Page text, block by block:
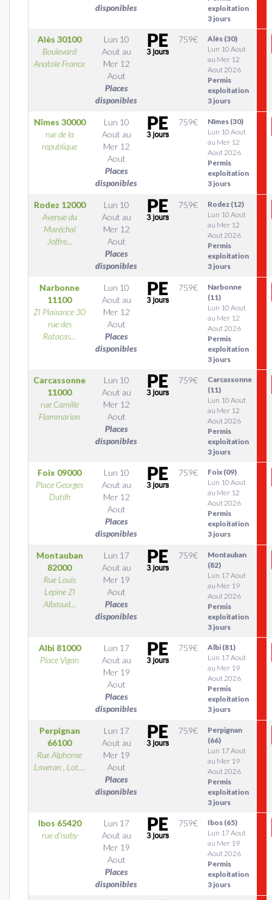
disponibles
exploitation
3 jours
Alès 30100
Boulevard
Anatole France
Lun 10
Aout au
Mer 12
Aout
Places
disponibles
759€
Alès (30)
Lun 10 Aout
au Mer 12
Aout 2026
Permis
exploitation
3 jours
Nîmes 30000
rue de la
republique
Lun 10
Aout au
Mer 12
Aout
Places
disponibles
759€
Nîmes (30)
Lun 10 Aout
au Mer 12
Aout 2026
Permis
exploitation
3 jours
Rodez 12000
Avenue du
Maréchal
Joffre...
Lun 10
Aout au
Mer 12
Aout
Places
disponibles
759€
Rodez (12)
Lun 10 Aout
au Mer 12
Aout 2026
Permis
exploitation
3 jours
Narbonne
11100
ZI Plaisance 30
rue des
Ratacas...
Lun 10
Aout au
Mer 12
Aout
Places
disponibles
759€
Narbonne
(11)
Lun 10 Aout
au Mer 12
Aout 2026
Permis
exploitation
3 jours
Carcassonne
11000
rue Camille
Flammarion
Lun 10
Aout au
Mer 12
Aout
Places
disponibles
759€
Carcassonne
(11)
Lun 10 Aout
au Mer 12
Aout 2026
Permis
exploitation
3 jours
Foix 09000
Place Georges
Dutilh
Lun 10
Aout au
Mer 12
Aout
Places
disponibles
759€
Foix (09)
Lun 10 Aout
au Mer 12
Aout 2026
Permis
exploitation
3 jours
Montauban
82000
Rue Louis
Lepine ZI
Albasud...
Lun 17
Aout au
Mer 19
Aout
Places
disponibles
759€
Montauban
(82)
Lun 17 Aout
au Mer 19
Aout 2026
Permis
exploitation
3 jours
Albi 81000
Place Vigan
Lun 17
Aout au
Mer 19
Aout
Places
disponibles
759€
Albi (81)
Lun 17 Aout
au Mer 19
Aout 2026
Permis
exploitation
3 jours
Perpignan
66100
Rue Alphonse
Laveran , Lot....
Lun 17
Aout au
Mer 19
Aout
Places
disponibles
759€
Perpignan
(66)
Lun 17 Aout
au Mer 19
Aout 2026
Permis
exploitation
3 jours
Ibos 65420
rue d'isaby
Lun 17
Aout au
Mer 19
Aout
Places
disponibles
759€
Ibos (65)
Lun 17 Aout
au Mer 19
Aout 2026
Permis
exploitation
3 jours